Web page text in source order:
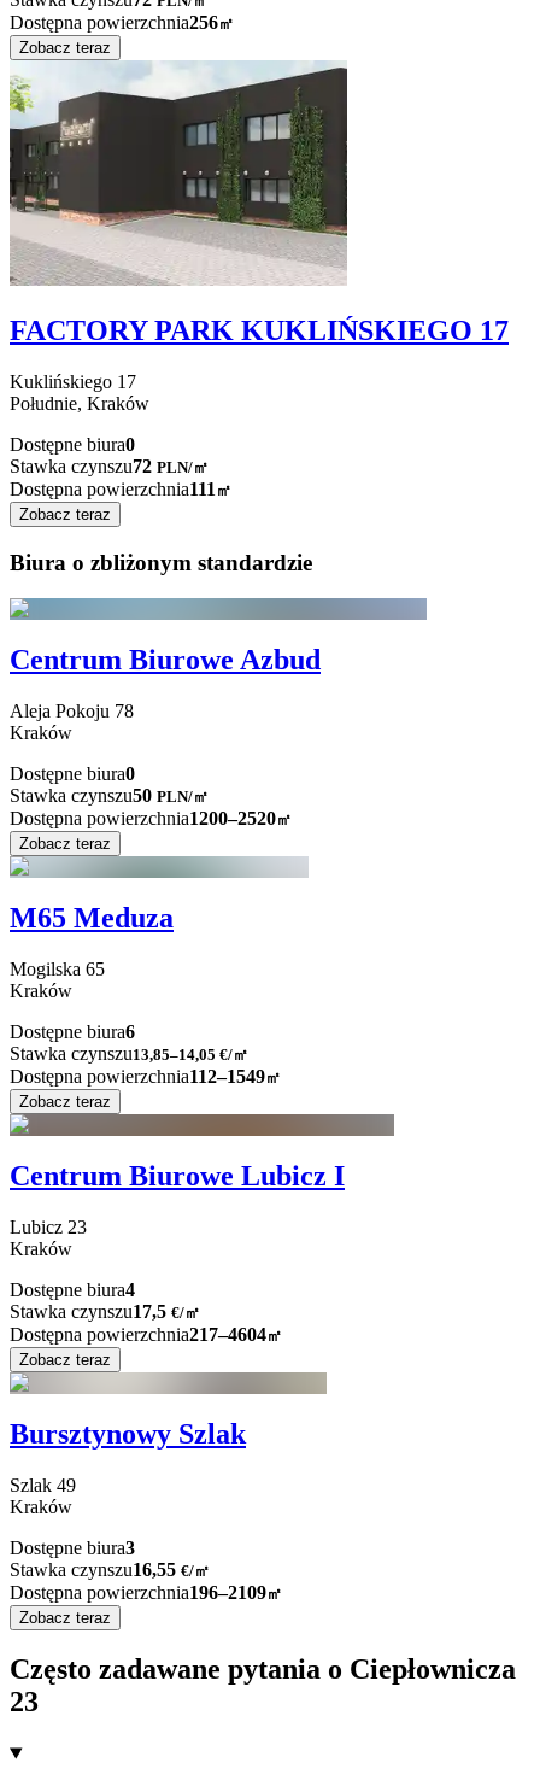
Dostępna powierzchnia256㎡
Zobacz teraz
FACTORY PARK KUKLIŃSKIEGO 17
Kuklińskiego 17
Południe, Kraków
Dostępne biura0
Stawka czynszu72 PLN/㎡
Dostępna powierzchnia111 ㎡
Zobacz teraz
Biura o zbliżonym standardzie
Centrum Biurowe Azbud
Aleja Pokoju 78
Kraków
Dostępne biura0
Stawka czynszu50 PLN/㎡
Dostępna powierzchnia1200–2520㎡
Zobacz teraz
M65 Meduza
Mogilska 65
Kraków
Dostępne biura6
Stawka czynszu13,85–14,05 €/㎡
Dostępna powierzchnia112–1549㎡
Zobacz teraz
Centrum Biurowe Lubicz I
Lubicz 23
Kraków
Dostępne biura4
Stawka czynszu17,5 €/㎡
Dostępna powierzchnia217–4604㎡
Zobacz teraz
Bursztynowy Szlak
Szlak 49
Kraków
Dostępne biura3
Stawka czynszu16,55 €/㎡
Dostępna powierzchnia196–2109㎡
Zobacz teraz
Często zadawane pytania o Ciepłownicza
23